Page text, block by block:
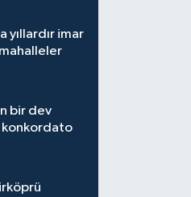
yıllardır imar
bir dev
konkordato